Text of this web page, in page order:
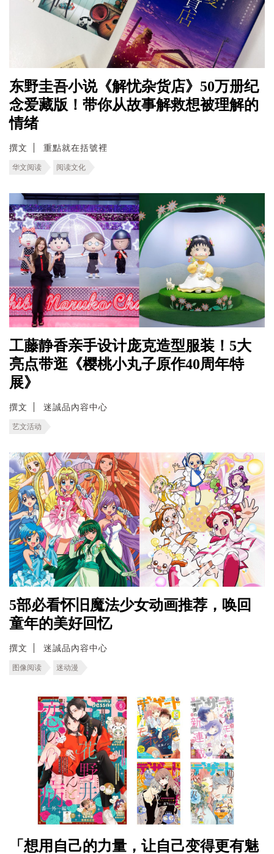
东野圭吾小说《解忧杂货店》50万册纪
念爱藏版！带你从故事解救想被理解的
情绪
撰文 重點就在括號裡
华文阅读 阅读文化
工藤静香亲手设计庞克造型服装！5大
亮点带逛《樱桃小丸子原作40周年特
展》
撰文 迷誠品內容中心
艺文活动
5部必看怀旧魔法少女动画推荐，唤回
童年的美好回忆
撰文 迷誠品內容中心
图像阅读 迷动漫
「想用自己的力量，让自己变得更有魅